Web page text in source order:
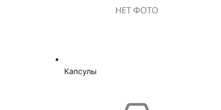
Капсулы